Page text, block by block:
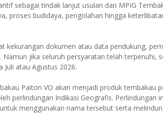
sebagai tindak lanjut usulan dari MPIG
proses budidaya, pengolahan hingga
kekurangan dokumen atau data pendukung,
jika seluruh persyaratan telah terpenuhi,
atau Agustus 2026.
Paiton VO akan menjadi produk tembakau
perlindungan Indikasi Geografis. Perlindungan
menggunakan nama tersebut serta